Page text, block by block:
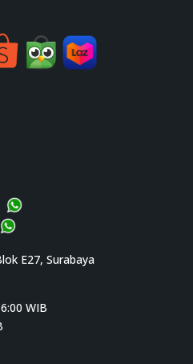
E27, Surabaya
WIB